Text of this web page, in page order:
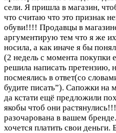
сели. Я пришла в магазин,
что считаю что это признак
обуви!!!! Продавцы в магазине
аргументирую тем что я же
носила, а как иначе я бы
(2 недель с момента покупки
решила написать претензию,
посмеялись в ответ(со
будите писать”). Сапожки на
да кстати ещё предложили
якобы чтоб они
разочарована в вашем
хочется платить свои